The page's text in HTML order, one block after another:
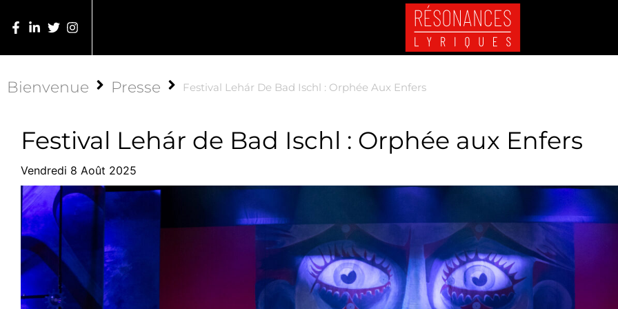
Bienvenue Presse Festival Lehár De Bad Ischl : Orphée Aux Enfers
Festival Lehár de Bad Ischl : Orphée aux Enfers
Vendredi 8 Août 2025